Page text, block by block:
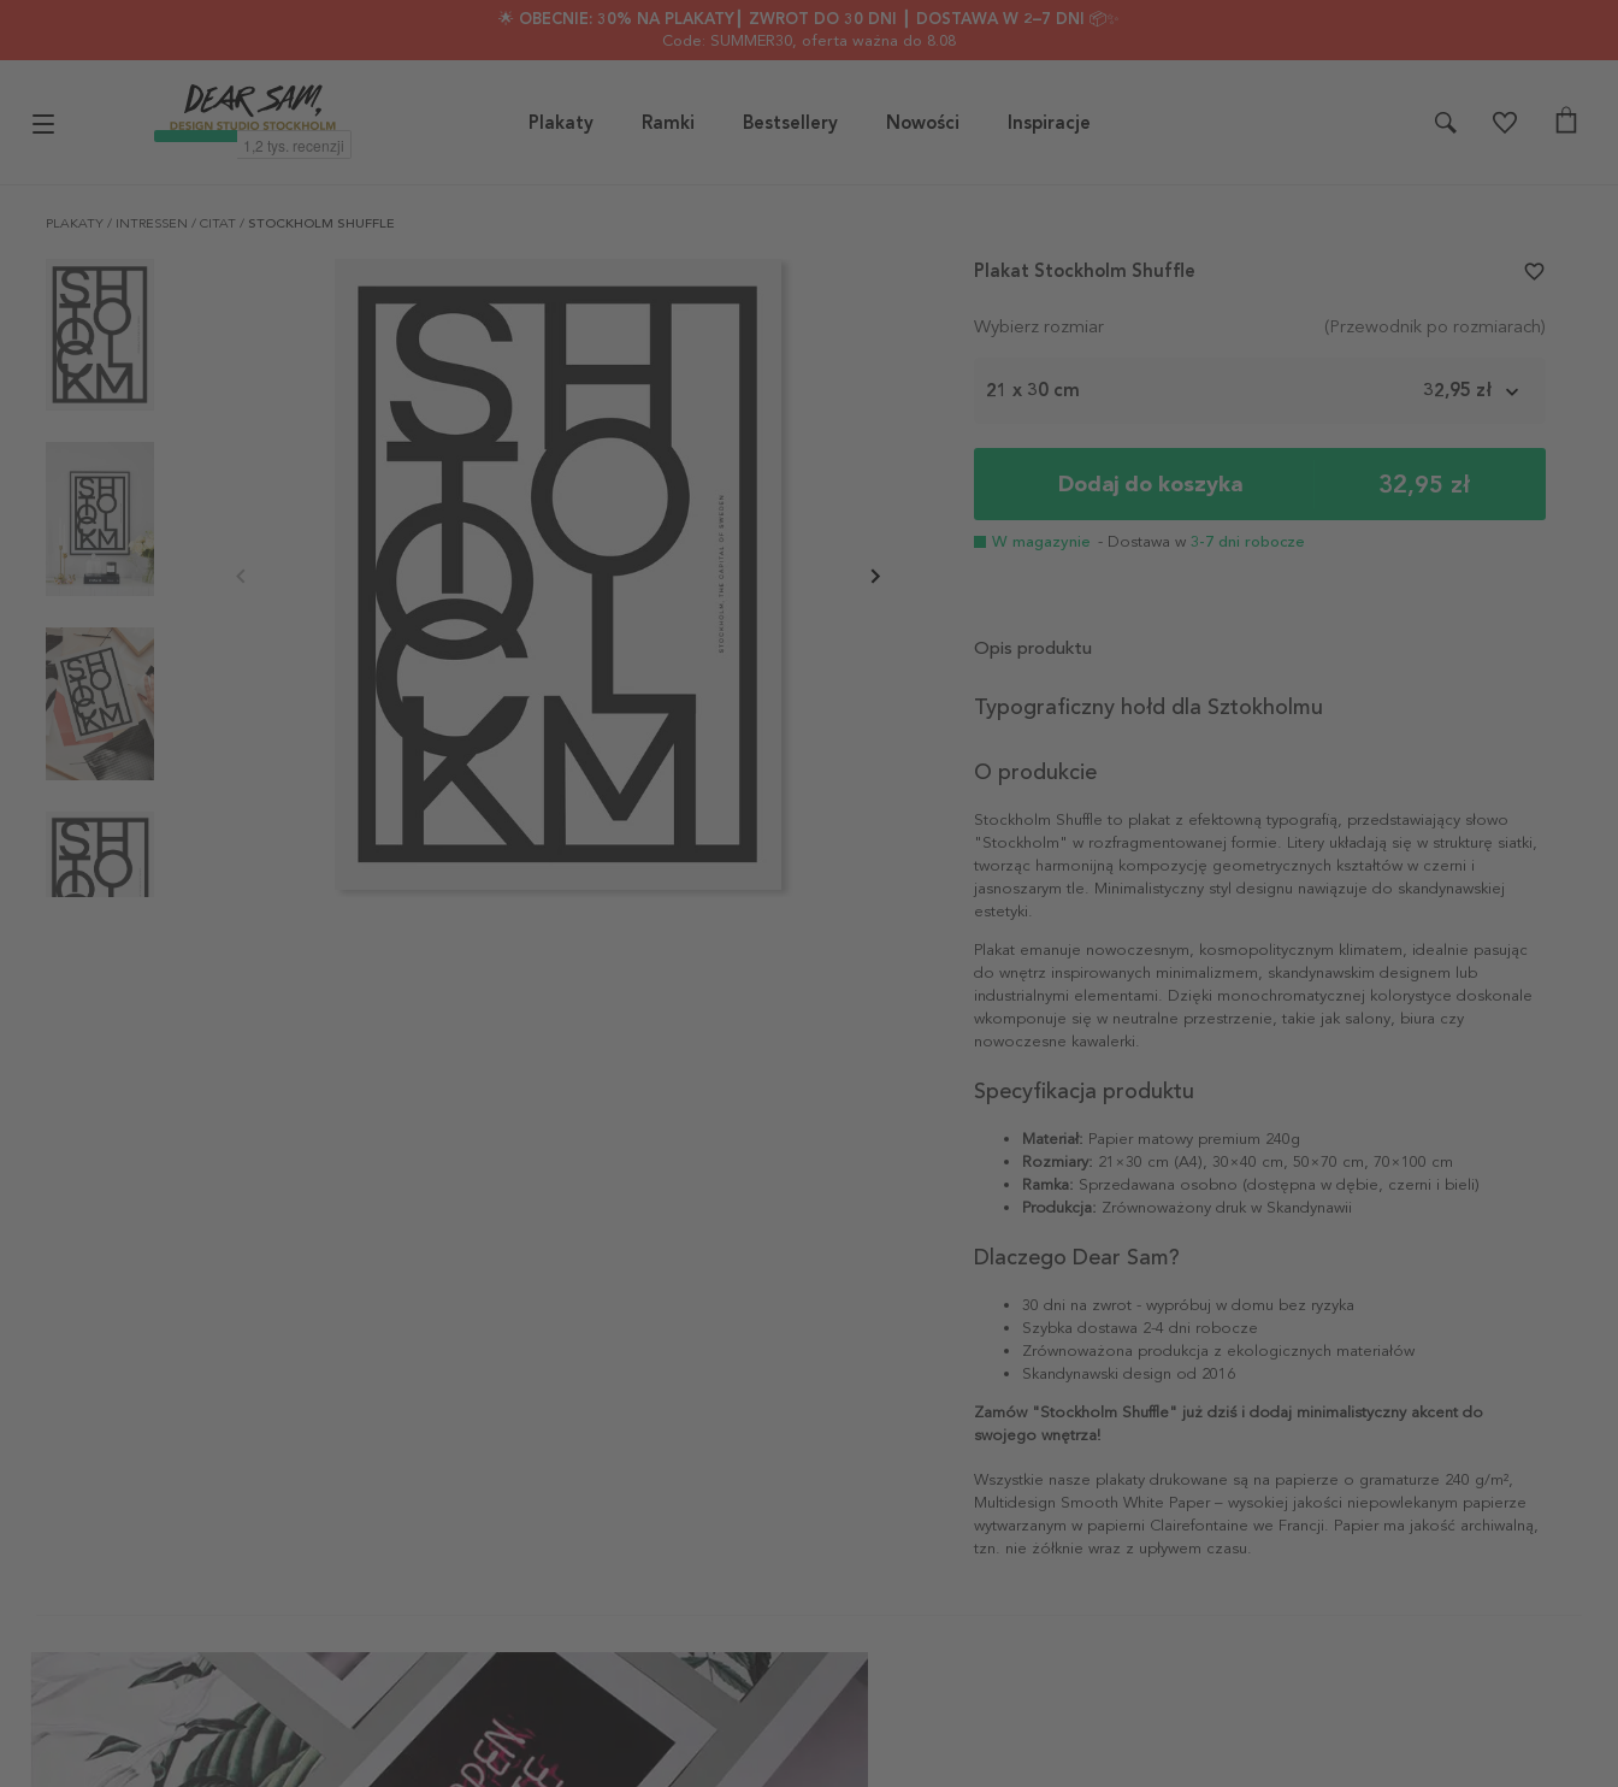
🌟 OBECNIE: 30% NA PLAKATY┃ ZWROT DO 30 DNI ┃ DOSTAWA W 2–7 DNI 📦✨
Code: SUMMER30, oferta ważna do 8.08
Plakaty Ramki Bestsellery Nowości Inspiracje
PLAKATY / INTRESSEN / CITAT / STOCKHOLM SHUFFLE
Wybierz rozmiar (Przewodnik po rozmiarach)
21 x 30 cm 32,95 zł
Dodaj do koszyka 32,95 zł
W magazynie - Dostawa w 3-7 dni robocze
Plakat Stockholm Shuffle favorite_border
Opis produktu
Typograficzny hołd dla Sztokholmu
O produkcie
Stockholm Shuffle to plakat z efektowną typografią, przedstawiający słowo
"Stockholm" w rozfragmentowanej formie. Litery układają się w strukturę siatki,
tworząc harmonijną kompozycję geometrycznych kształtów w czerni i
jasnoszarym tle. Minimalistyczny styl designu nawiązuje do skandynawskiej
estetyki.
Plakat emanuje nowoczesnym, kosmopolitycznym klimatem, idealnie pasując
do wnętrz inspirowanych minimalizmem, skandynawskim designem lub
industrialnymi elementami. Dzięki monochromatycznej kolorystyce doskonale
wkomponuje się w neutralne przestrzenie, takie jak salony, biura czy
nowoczesne kawalerki.
Specyfikacja produktu
Materiał: Papier matowy premium 240g
Rozmiary: 21×30 cm (A4), 30×40 cm, 50×70 cm, 70×100 cm
Ramka: Sprzedawana osobno (dostępna w dębie, czerni i bieli)
Produkcja: Zrównoważony druk w Skandynawii
Dlaczego Dear Sam?
30 dni na zwrot - wypróbuj w domu bez ryzyka
Szybka dostawa 2-4 dni robocze
Zrównoważona produkcja z ekologicznych materiałów
Skandynawski design od 2016
Zamów "Stockholm Shuffle" już dziś i dodaj minimalistyczny akcent do
swojego wnętrza!
Wszystkie nasze plakaty drukowane są na papierze o gramaturze 240 g/m²,
Multidesign Smooth White Paper – wysokiej jakości niepowlekanym papierze
wytwarzanym w papierni Clairefontaine we Francji. Papier ma jakość archiwalną,
tzn. nie żółknie wraz z upływem czasu.